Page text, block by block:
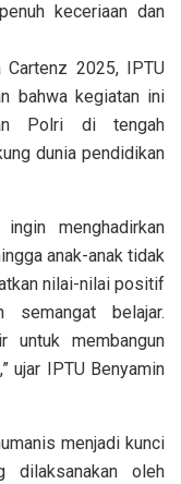
keceriaan dan
Cartenz 2025, IPTU
bahwa kegiatan ini
Polri di tengah
dunia pendidikan
menghadirkan
anak-anak tidak
nilai-nilai positif
semangat belajar.
untuk membangun
ujar IPTU Benyamin
menjadi kunci
dilaksanakan oleh